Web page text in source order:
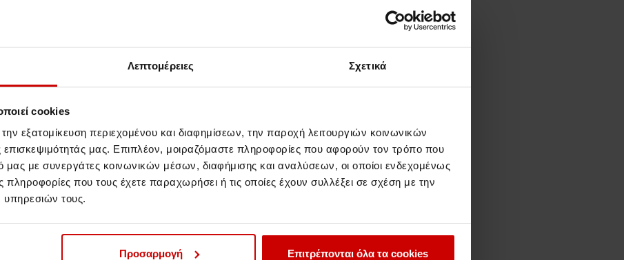
Λεπτομέρειες Σχετικά
cookies
εξατομίκευση περιεχομένου και διαφημίσεων, την παροχή λειτουργιών κοινωνικών
μας. Επιπλέον, μοιραζόμαστε πληροφορίες που αφορούν τον τρόπο που
μας με συνεργάτες κοινωνικών μέσων, διαφήμισης και αναλύσεων, οι οποίοι ενδεχομένως
πληροφορίες που τους έχετε παραχωρήσει ή τις οποίες έχουν συλλέξει σε σχέση με την
τους.
Προσαρμογή Επιτρέπονται όλα τα cookies